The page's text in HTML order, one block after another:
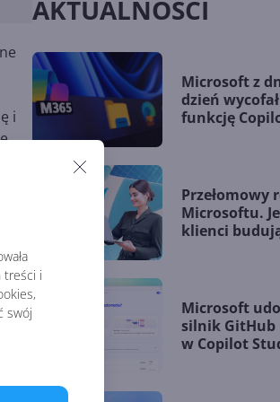
treści i
swój
i
AKTUALNOŚCI
Microsoft z
dzień
funkcję
Przełomowy
Microsoftu.
klienci
Microsoft
silnik GitHub
w Copilot